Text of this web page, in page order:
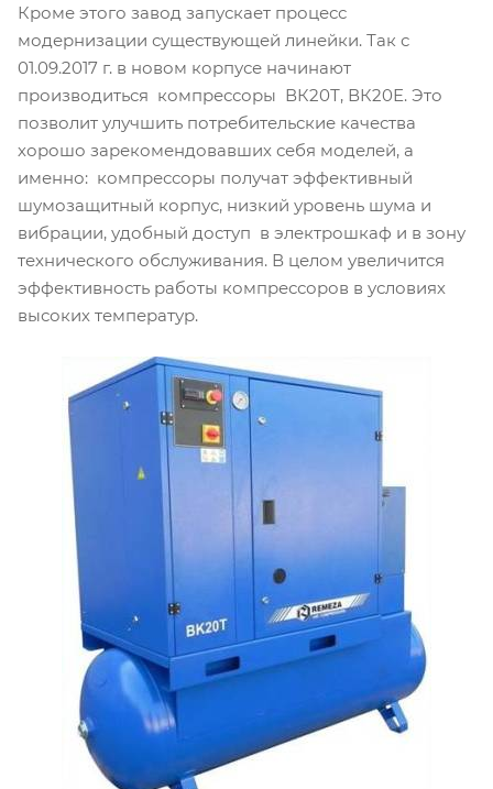
Кроме этого завод запускает процесс
модернизации существующей линейки. Так с
01.09.2017 г. в новом корпусе начинают
производиться компрессоры ВК20Т, ВК20Е. Это
позволит улучшить потребительские качества
хорошо зарекомендовавших себя моделей, а
именно: компрессоры получат эффективный
шумозащитный корпус, низкий уровень шума и
вибрации, удобный доступ в электрошкаф и в зону
технического обслуживания. В целом увеличится
эффективность работы компрессоров в условиях
высоких температур.